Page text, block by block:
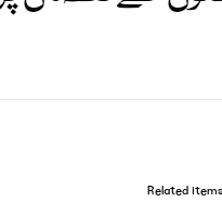
Related items